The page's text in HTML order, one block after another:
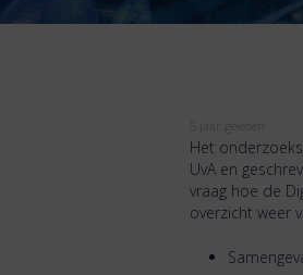
5 jaar geleden
Het
UvA en
vraag hoe de
overzicht weer